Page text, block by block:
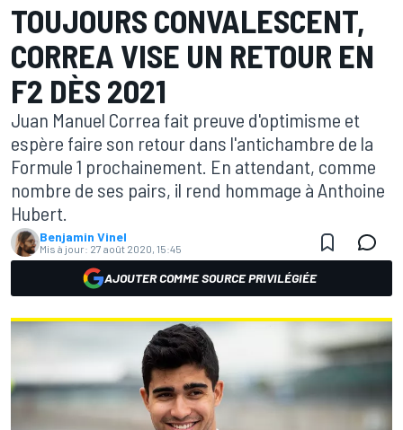
TOUJOURS CONVALESCENT,
CORREA VISE UN RETOUR EN
F2 DÈS 2021
Juan Manuel Correa fait preuve d'optimisme et
espère faire son retour dans l'antichambre de la
Formule 1 prochainement. En attendant, comme
nombre de ses pairs, il rend hommage à Anthoine
Hubert.
Benjamin Vinel
Mis à jour: 27 août 2020, 15:45
AJOUTER COMME SOURCE PRIVILÉGIÉE